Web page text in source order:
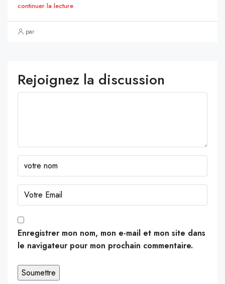
continuer la lecture
par
Rejoignez la discussion
Enregistrer mon nom, mon e-mail et mon site dans
le navigateur pour mon prochain commentaire.